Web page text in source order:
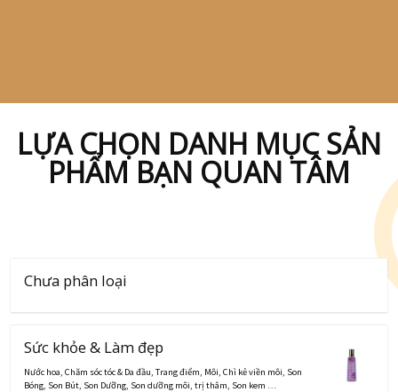
LỰA CHỌN DANH MỤC SẢN
PHẨM BẠN QUAN TÂM
Chưa phân loại
Sức khỏe & Làm đẹp
Nước hoa, Chăm sóc tóc & Da đầu, Trang điểm, Môi, Chì kẻ viền môi, Son
Bóng, Son Bút, Son Dưỡng, Son dưỡng môi, trị thâm, Son kem …